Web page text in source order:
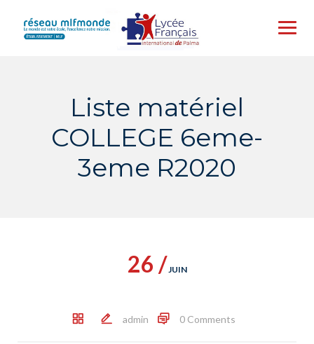
content
Liste matériel
COLLEGE 6eme-
3eme R2020
26 /JUIN
admin 0 Comments